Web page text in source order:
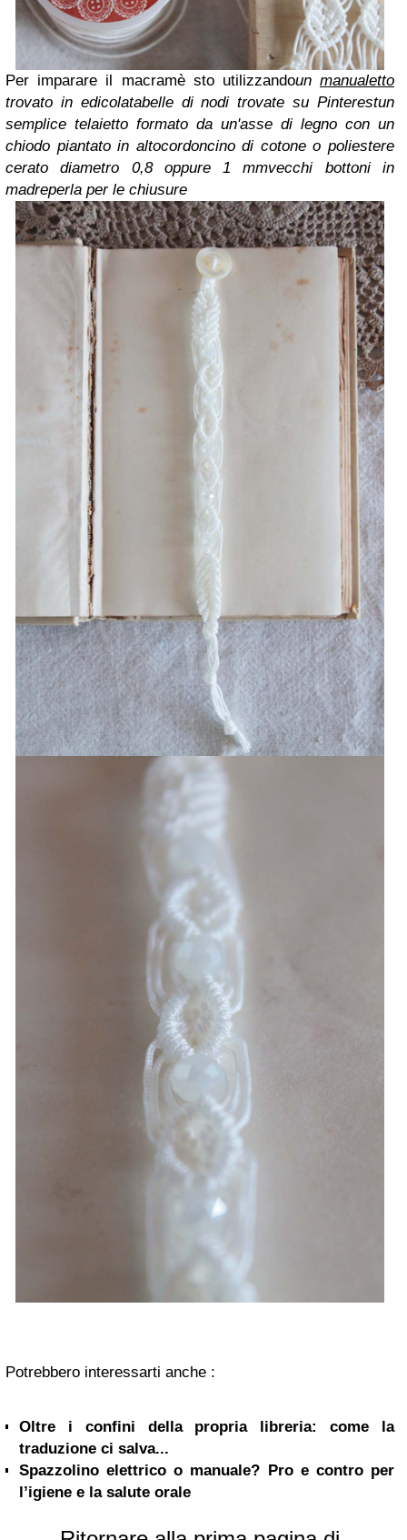
Per imparare il macramè sto utilizzandounmanualetto
trovato in edicolatabelle di nodi trovate su Pinterestun
semplice telaietto formato da un'asse di legno con un
chiodo piantato in altocordoncino di cotone o poliestere
cerato diametro 0,8 oppure 1 mmvecchi bottoni in
madreperla per le chiusure
Potrebbero interessarti anche :
Oltre i confini della propria libreria: come la
traduzione ci salva...
Spazzolino elettrico o manuale? Pro e contro per
l’igiene e la salute orale